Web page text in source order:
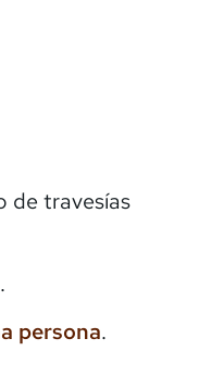
de travesías
persona.